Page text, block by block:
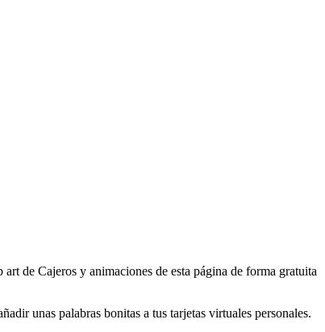
de Cajeros y animaciones de esta página de forma gratuita
unas palabras bonitas a tus tarjetas virtuales personales.